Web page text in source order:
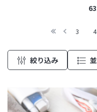
3 4
絞り込み